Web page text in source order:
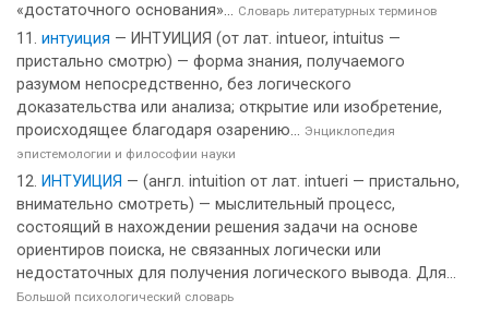
«достаточного основания»... Словарь литературных терминов
интуиция — ИНТУИЦИЯ (от лат. intueor, intuitus —
пристально смотрю) — форма знания, получаемого
разумом непосредственно, без логического
доказательства или анализа; открытие или изобретение,
происходящее благодаря озарению... Энциклопедия
эпистемологии и философии науки
ИНТУИЦИЯ — (англ. intuition от лат. intueri — пристально,
внимательно смотреть) — мыслительный процесс,
состоящий в нахождении решения задачи на основе
ориентиров поиска, не связанных логически или
недостаточных для получения логического вывода. Для...
Большой психологический словарь